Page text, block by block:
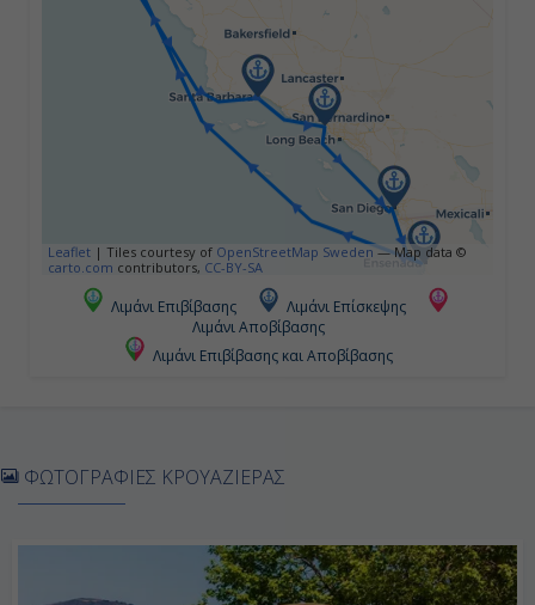
Ημέρα 5η
Σαν Ντιέγκο (Καλιφόρνια), Η.Π.Α.
08:00
22:00
Leaflet | Tiles courtesy of OpenStreetMap Sweden— Map data ©
carto.com contributors, CC-BY-SA
Λιμάνι Επιβίβασης
Λιμάνι Επίσκεψης
Λιμάνι Αποβίβασης
Λιμάνι Επιβίβασης και Αποβίβασης
ΦΩΤΟΓΡΑΦΙΕΣ ΚΡΟΥΑΖΙΕΡΑΣ